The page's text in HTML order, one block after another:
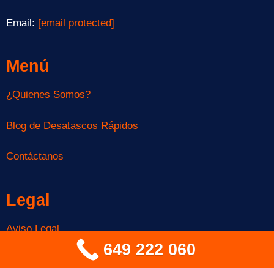
Email: [email protected]
Menú
¿Quienes Somos?
Blog de Desatascos Rápidos
Contáctanos
Legal
Aviso Legal
Política de Privacidad
649 222 060